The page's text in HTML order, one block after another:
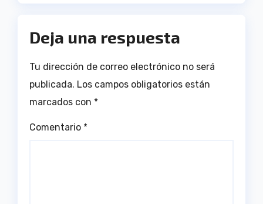
Deja una respuesta
Tu dirección de correo electrónico no será
publicada. Los campos obligatorios están
marcados con *
Comentario *